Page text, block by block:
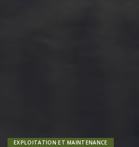
EXPLOITATION ET MAINTENANCE